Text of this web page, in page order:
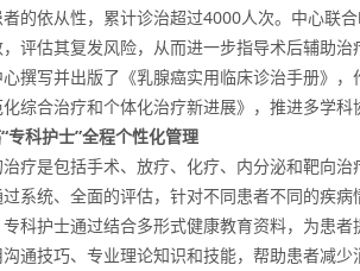
的依从性，累计诊治超过4000人次。中心联
评估其复发风险，从而进一步指导术后辅助
撰写并出版了《乳腺癌实用临床诊治手册》
综合治疗和个体化治疗新进展》，推进多学
专科护士”全程个性化管理
疗是包括手术、放疗、化疗、内分泌和靶向
系统、全面的评估，针对不同患者不同的疾
科护士通过结合多形式健康教育资料，为患
通技巧、专业理论知识和技能，帮助患者减